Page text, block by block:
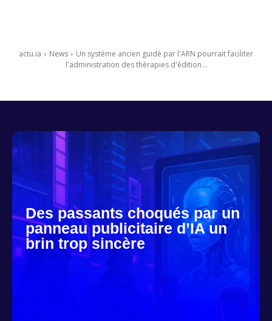
actu.ia News
Un système ancien guidé par l'ARN pourrait faciliter
l'administration des thérapies d'édition...
Des passants choqués par un
panneau publicitaire d’IA un
brin trop sincère